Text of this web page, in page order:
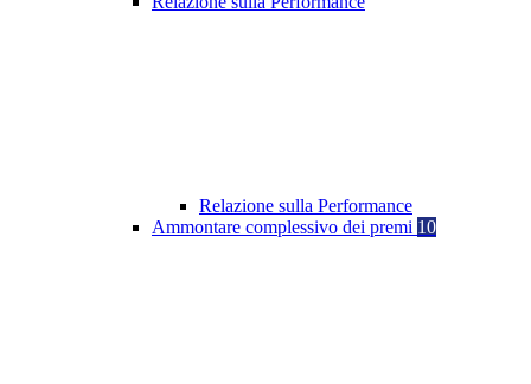
Relazione sulla Performance
Ammontare complessivo dei premi 10